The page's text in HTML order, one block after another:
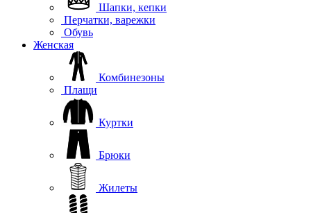
Шапки, кепки
Перчатки, варежки
Обувь
Женская
Комбинезоны
Плащи
Куртки
Брюки
Жилеты